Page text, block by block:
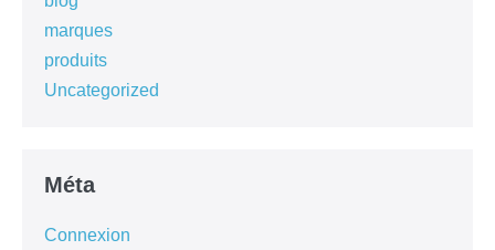
marques
produits
Uncategorized
Méta
Connexion